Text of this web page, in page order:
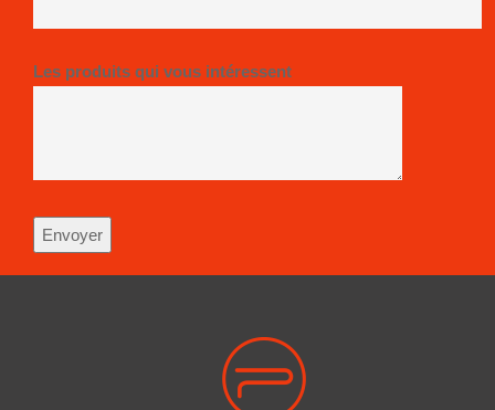
Les produits qui vous intéressent